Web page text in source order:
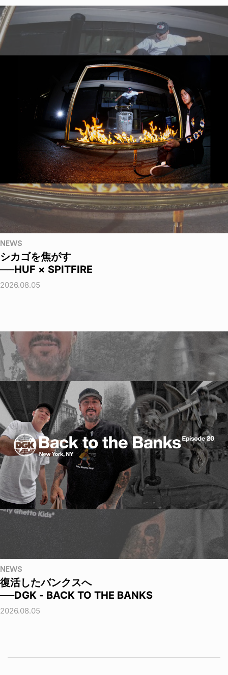
NEWS
シカゴを焦がす
──HUF × SPITFIRE
2026.08.05
NEWS
復活したバンクスへ
──DGK - BACK TO THE BANKS
2026.08.05